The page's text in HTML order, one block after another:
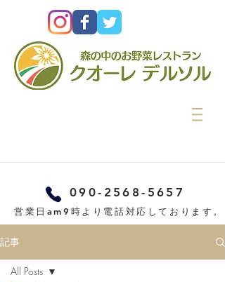
090-2568-5657
営業日am9時より電話対応しております。
記事
All Posts